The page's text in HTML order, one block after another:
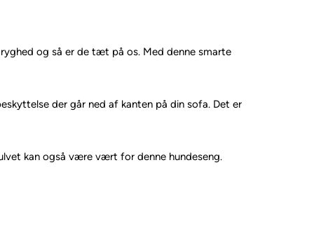
og så er de tæt på os. Med denne smarte
der går ned af kanten på din sofa. Det er
kan også være vært for denne hundeseng.